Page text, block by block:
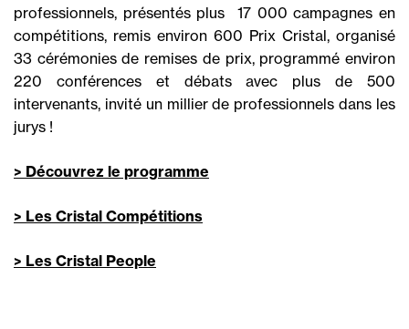
professionnels, présentés plus 17 000 campagnes en
compétitions, remis environ 600 Prix Cristal, organisé
33 cérémonies de remises de prix, programmé environ
220 conférences et débats avec plus de 500
intervenants, invité un millier de professionnels dans les
jurys !
> Découvrez le programme
> Les Cristal Compétitions
> Les Cristal People